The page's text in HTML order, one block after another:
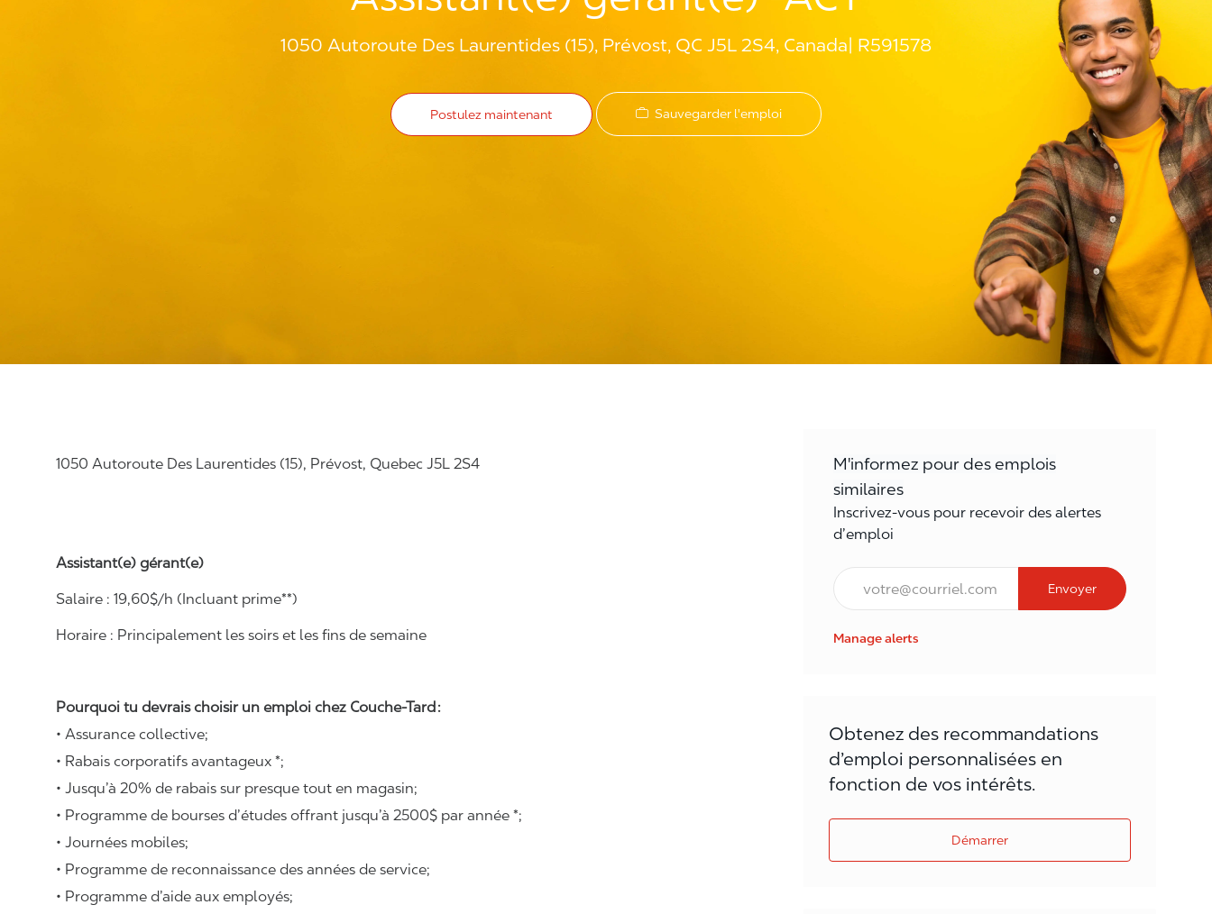
1050 Autoroute Des Laurentides (15), Prévost, QC J5L 2S4, Canada R591578
Postulez maintenant Sauvegarder l'emploi
1050 Autoroute Des Laurentides (15), Prévost, Quebec J5L 2S4
Assistant(e) gérant(e)
Salaire : 19,60$/h (Incluant prime**)
Horaire : Principalement les soirs et les fins de semaine
Pourquoi tu devrais choisir un emploi chez Couche-Tard :
• Assurance collective;
• Rabais corporatifs avantageux *;
• Jusqu’à 20% de rabais sur presque tout en magasin;
• Programme de bourses d’études offrant jusqu’à 2500$ par année *;
• Journées mobiles;
• Programme de reconnaissance des années de service;
• Programme d’aide aux employés;
M'informez pour des emplois
similaires
Inscrivez-vous pour recevoir des alertes
d’emploi
Courriel*
Envoyer
Manage alerts
Obtenez des recommandations
d’emploi personnalisées en
fonction de vos intérêts.
Démarrer